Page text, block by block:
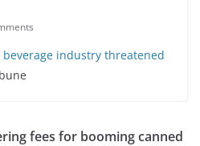
beverage industry threatened
fees for booming canned